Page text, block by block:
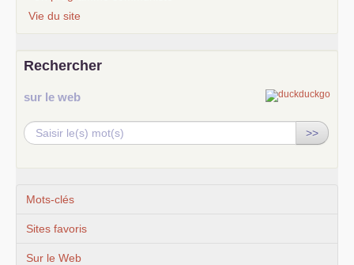
Vie du site
Rechercher
sur le web
>>
Mots-clés
Sites favoris
Sur le Web